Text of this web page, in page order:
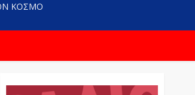
KOΣΜΟ